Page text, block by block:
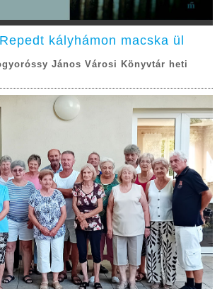
kályhámon macska ül
János Városi Könyvtár heti